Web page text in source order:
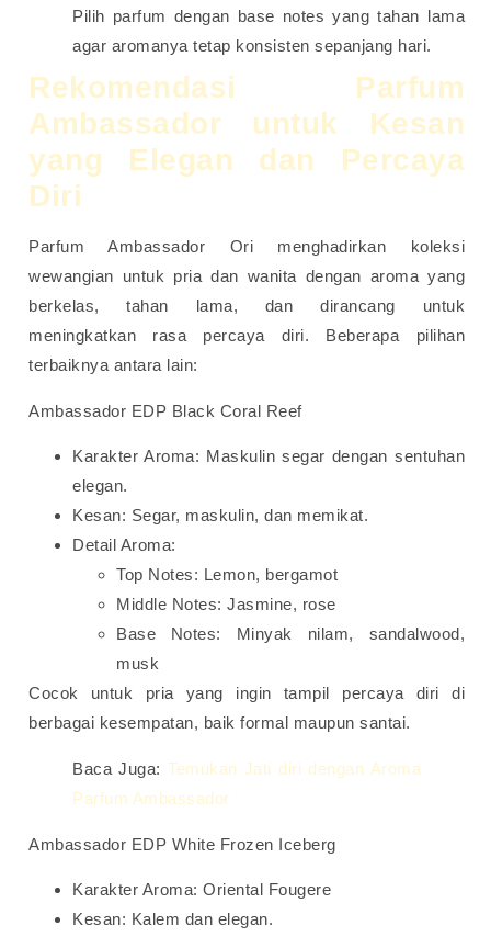
Pilih parfum dengan base notes yang tahan lama
agar aromanya tetap konsisten sepanjang hari.
Rekomendasi Parfum
Ambassador untuk Kesan
yang Elegan dan Percaya
Diri
Parfum Ambassador Ori menghadirkan koleksi
wewangian untuk pria dan wanita dengan aroma yang
berkelas, tahan lama, dan dirancang untuk
meningkatkan rasa percaya diri. Beberapa pilihan
terbaiknya antara lain:
Ambassador EDP Black Coral Reef
Karakter Aroma: Maskulin segar dengan sentuhan
elegan.
Kesan: Segar, maskulin, dan memikat.
Detail Aroma:
Top Notes: Lemon, bergamot
Middle Notes: Jasmine, rose
Base Notes: Minyak nilam, sandalwood,
musk
Cocok untuk pria yang ingin tampil percaya diri di
berbagai kesempatan, baik formal maupun santai.
Baca Juga: Temukan Jati diri dengan Aroma
Parfum Ambassador
Ambassador EDP White Frozen Iceberg
Karakter Aroma: Oriental Fougere
Kesan: Kalem dan elegan.